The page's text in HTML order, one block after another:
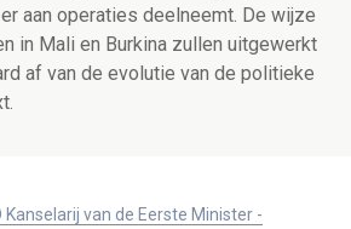
aan operaties deelneemt. De wijze
in Mali en Burkina zullen uitgewerkt
af van de evolutie van de politieke
Kanselarij van de Eerste Minister -